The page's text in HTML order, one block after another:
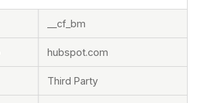
__cf_bm
hubspot.com
Third Party